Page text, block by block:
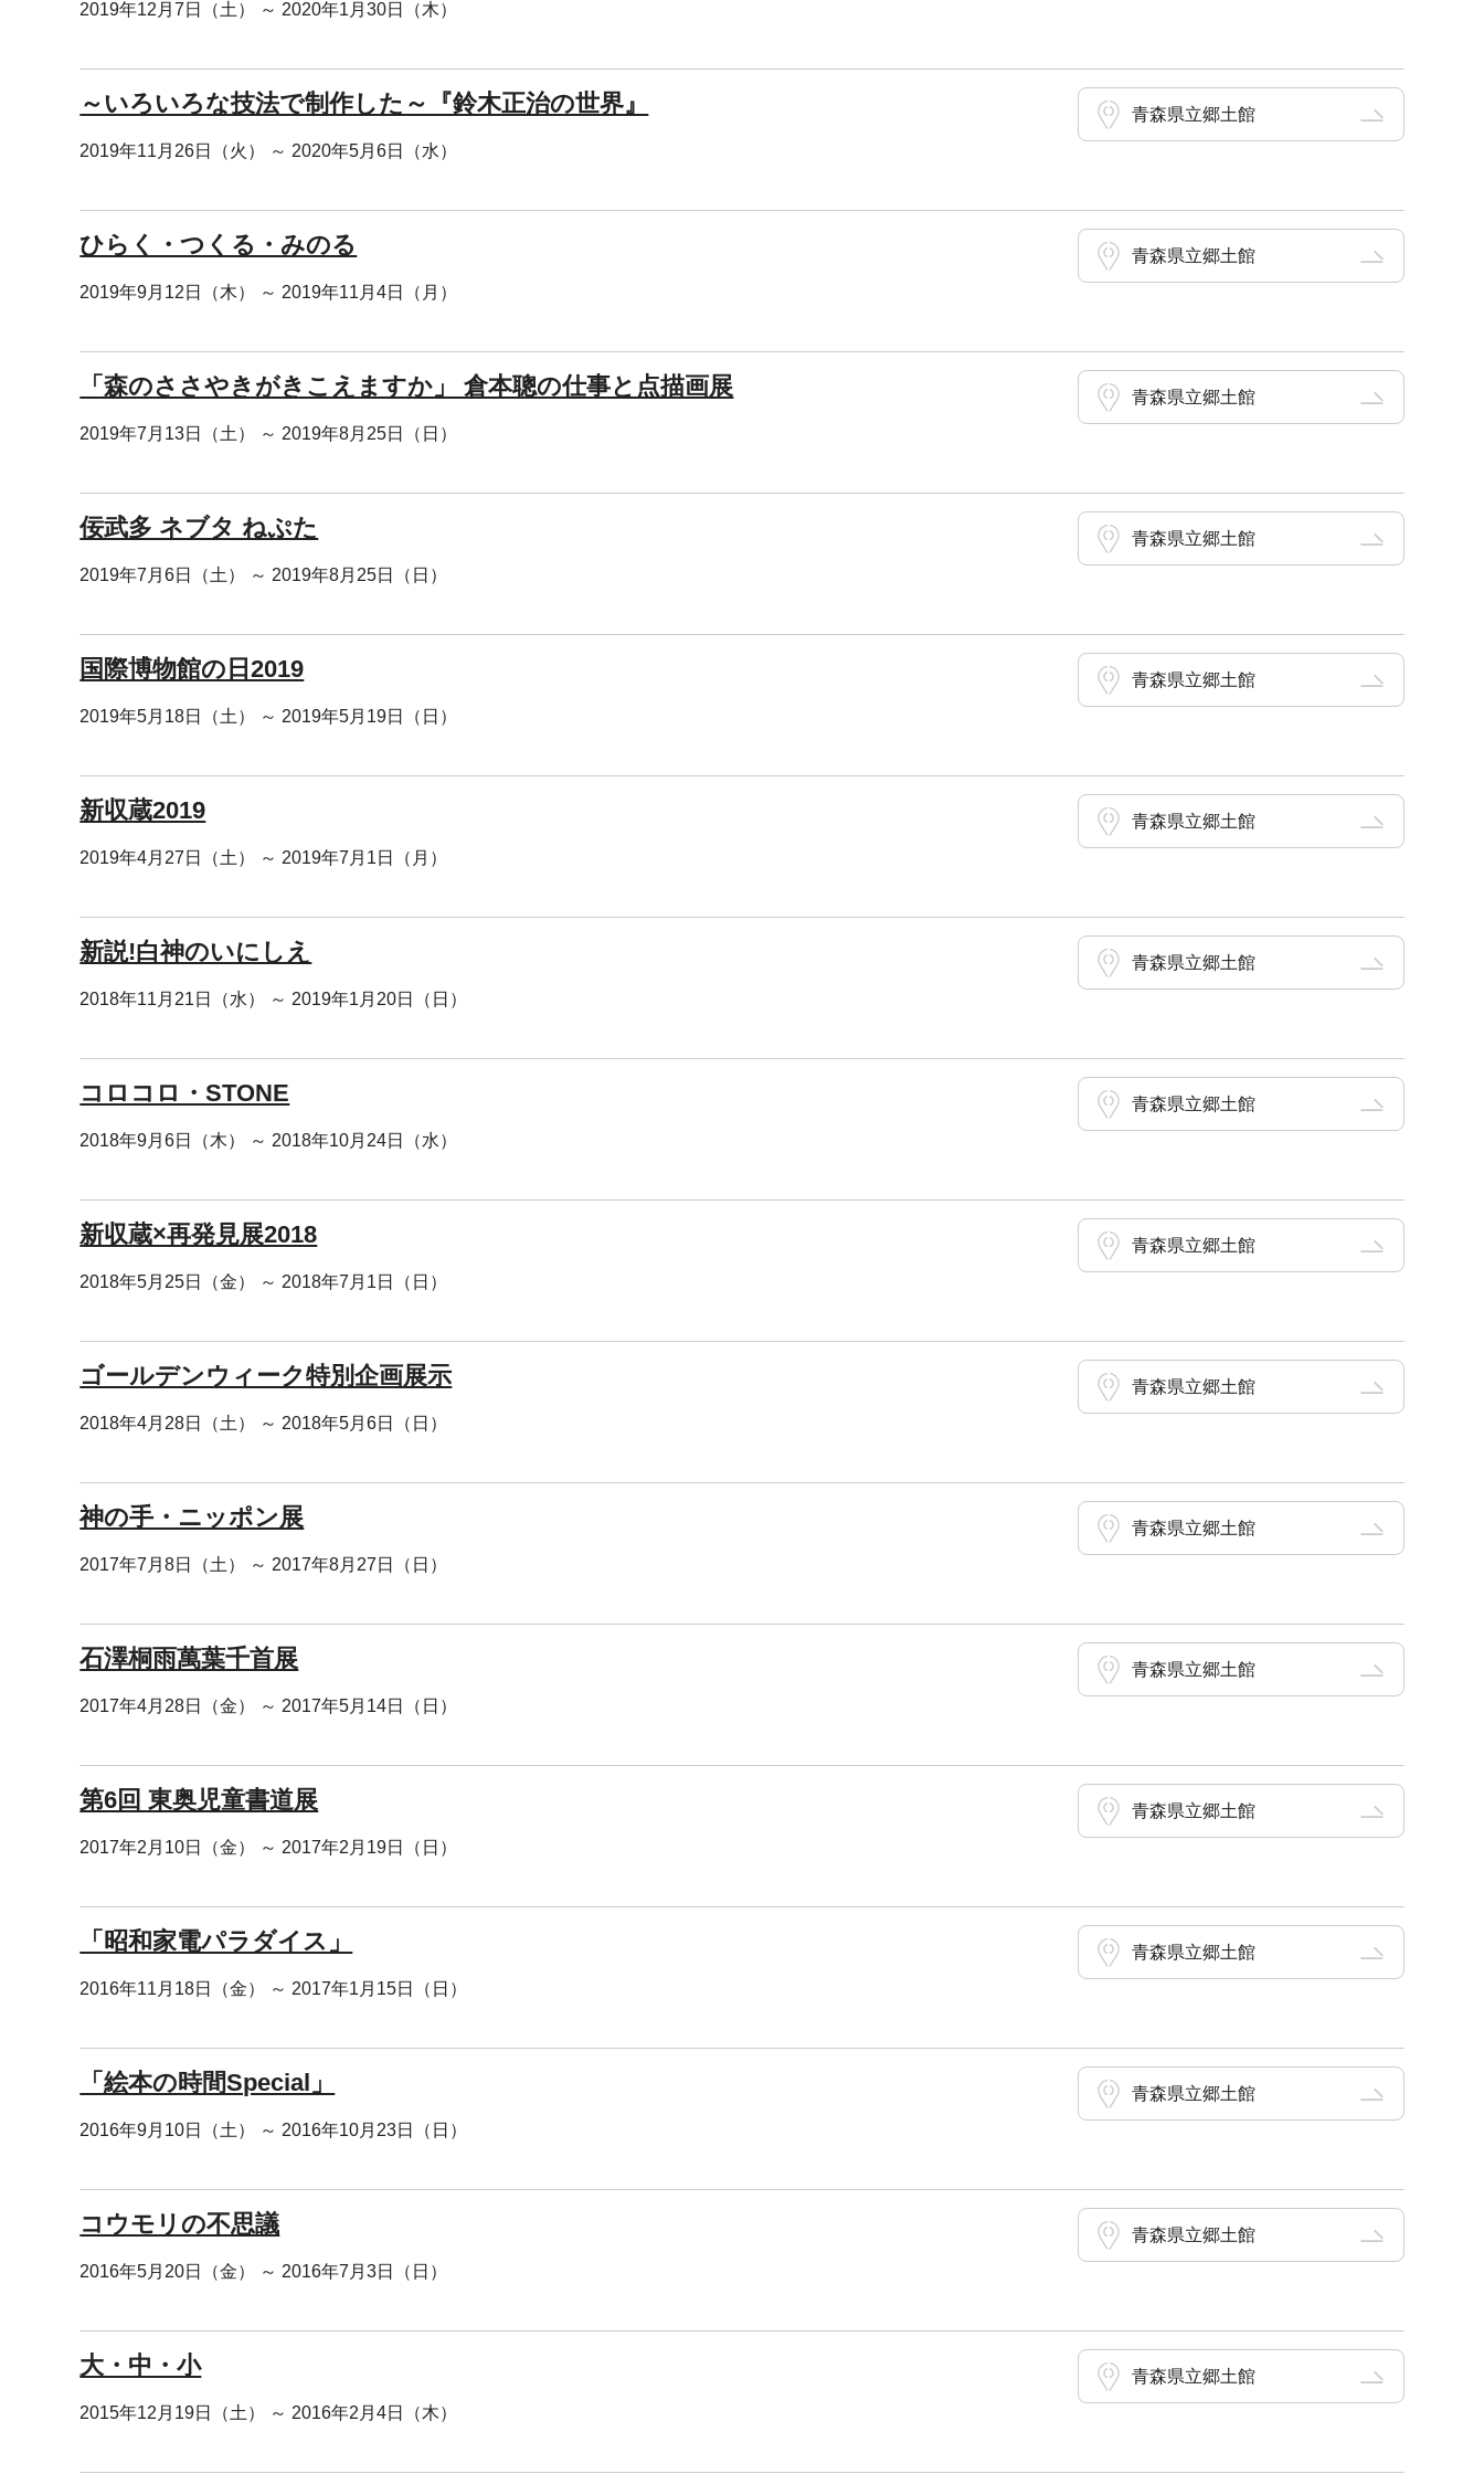
2019年12月7日（土） ～ 2020年1月30日（木）
～いろいろな技法で制作した～『鈴木正治の世界』
2019年11月26日（火） ～ 2020年5月6日（水）
青森県立郷土館
ひらく・つくる・みのる
2019年9月12日（木） ～ 2019年11月4日（月）
青森県立郷土館
「森のささやきがきこえますか」 倉本聰の仕事と点描画展
2019年7月13日（土） ～ 2019年8月25日（日）
青森県立郷土館
佞武多 ネブタ ねぷた
2019年7月6日（土） ～ 2019年8月25日（日）
青森県立郷土館
国際博物館の日2019
2019年5月18日（土） ～ 2019年5月19日（日）
青森県立郷土館
新収蔵2019
2019年4月27日（土） ～ 2019年7月1日（月）
青森県立郷土館
新説!白神のいにしえ
2018年11月21日（水） ～ 2019年1月20日（日）
青森県立郷土館
コロコロ・STONE
2018年9月6日（木） ～ 2018年10月24日（水）
青森県立郷土館
新収蔵×再発見展2018
2018年5月25日（金） ～ 2018年7月1日（日）
青森県立郷土館
ゴールデンウィーク特別企画展示
2018年4月28日（土） ～ 2018年5月6日（日）
青森県立郷土館
神の手・ニッポン展
2017年7月8日（土） ～ 2017年8月27日（日）
青森県立郷土館
石澤桐雨萬葉千首展
2017年4月28日（金） ～ 2017年5月14日（日）
青森県立郷土館
第6回 東奥児童書道展
2017年2月10日（金） ～ 2017年2月19日（日）
青森県立郷土館
「昭和家電パラダイス」
2016年11月18日（金） ～ 2017年1月15日（日）
青森県立郷土館
「絵本の時間Special」
2016年9月10日（土） ～ 2016年10月23日（日）
青森県立郷土館
コウモリの不思議
2016年5月20日（金） ～ 2016年7月3日（日）
青森県立郷土館
大・中・小
2015年12月19日（土） ～ 2016年2月4日（木）
青森県立郷土館